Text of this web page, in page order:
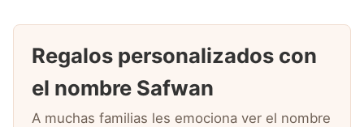
Regalos personalizados con
el nombre Safwan
A muchas familias les emociona ver el nombre